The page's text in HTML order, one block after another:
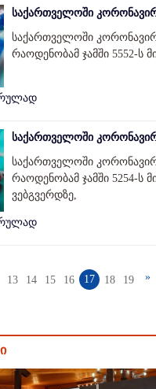
საქართველოში
საქართველოში
რაოდენობამ ჯამში 5552-ს
საქართველოში
საქართველოში
რაოდენობამ ჯამში 5254-ს
ვებგვერდზე,
13 14 15 16 17 18 19 »